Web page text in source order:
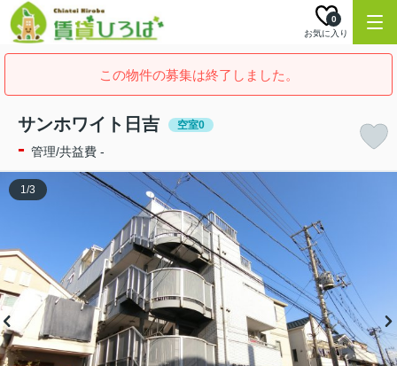
お気に入り
0
この物件の募集は終了しました。
サンホワイト日吉 空室0
- 管理/共益費 -
1/3